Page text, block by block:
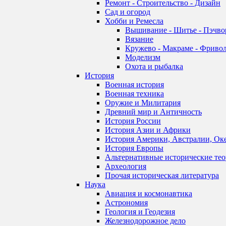
Ремонт - Строительство - Дизайн
Сад и огород
Хобби и Ремесла
Вышивание - Шитье -
Вязание
Кружево - Макраме -
Моделизм
Охота и рыбалка
История
Военная история
Военная техника
Оружие и Милитария
Древний мир и Античность
История России
История Азии и Африки
История Америки, Австралии,
История Европы
Альтернативные исторические
Археология
Прочая историческая литература
Наука
Авиация и космонавтика
Астрономия
Геология и Геодезия
Железнодорожное дело